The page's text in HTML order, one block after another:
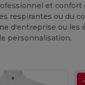
et confort
respirantes ou du
d'entreprise ou les
personnalisation.